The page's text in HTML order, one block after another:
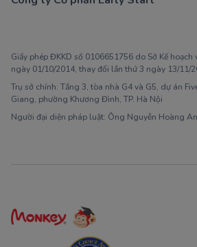
Giấy phép ĐKKD số 0106651756 do Sở Kế
ngày 01/10/2014, thay đổi lần thứ 3 ngày 13/11/
Trụ sở chính: Tầng 3, tòa nhà G4 và G5, dự án
Giang, phường Khương Đình, TP. Hà Nội
Người đại diện pháp luật: Ông Nguyễn Hoàng